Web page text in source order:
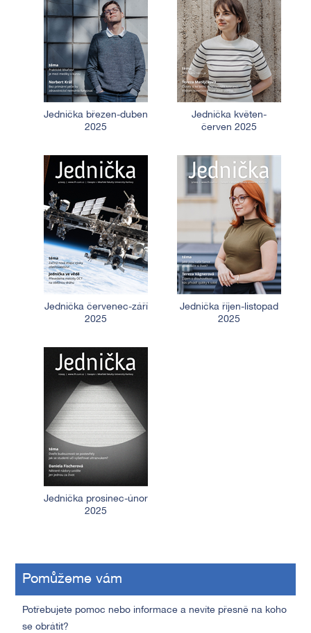
Jednička březen-duben
2025
Jednička květen-
červen 2025
Jednička červenec-září
2025
Jednička říjen-listopad
2025
Jednička prosinec-únor
2025
Pomůžeme vám
Potřebujete pomoc nebo informace a nevíte přesně na koho
se obrátit?